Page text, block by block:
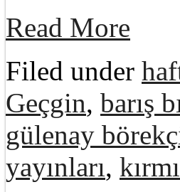
Read More
Filed under
Geçgin, barış
gülenay
yayınları,